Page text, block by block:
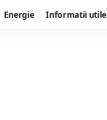
Energie Informatii utile